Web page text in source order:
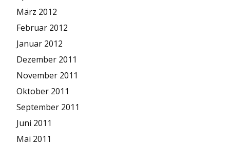
März 2012
Februar 2012
Januar 2012
Dezember 2011
November 2011
Oktober 2011
September 2011
Juni 2011
Mai 2011